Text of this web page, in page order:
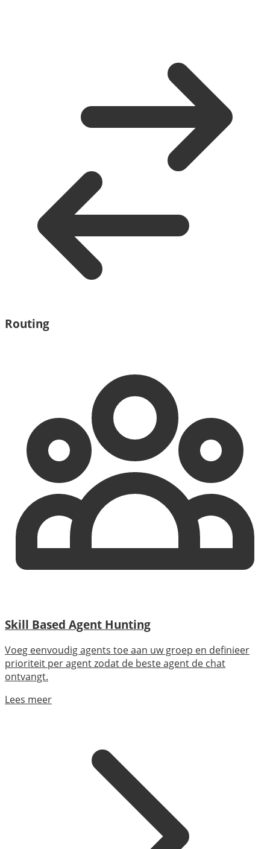
Routing
Skill Based Agent Hunting
Voeg eenvoudig agents toe aan uw groep en definieer
prioriteit per agent zodat de beste agent de chat
ontvangt.
Lees meer